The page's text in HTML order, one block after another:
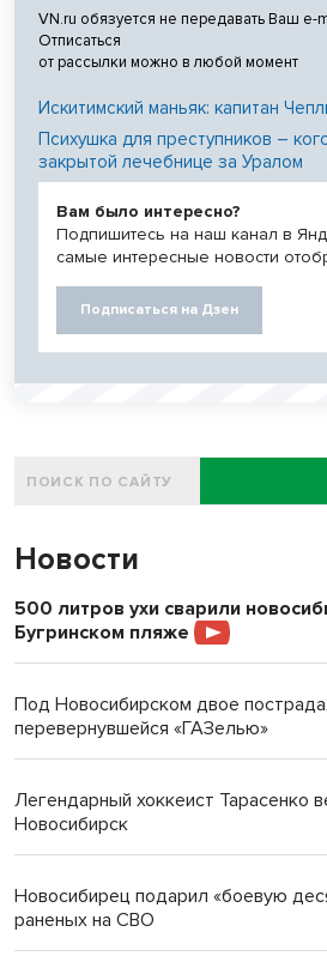
VN.ru обязуется не передавать Ваш e-
Отписаться
от рассылки можно в любой момент
Искитимский маньяк: капитан
Психушка для преступников –
закрытой лечебнице за Уралом
Вам было интересно?
Подпишитесь на наш канал в
самые интересные новости
Подписаться на Дзен
Новости
500 литров ухи сварили
Бугринском пляже
Под Новосибирском двое
перевернувшейся «ГАЗелью»
Легендарный хоккеист Тарасенко
Новосибирск
Новосибирец подарил «боевую
раненых на СВО